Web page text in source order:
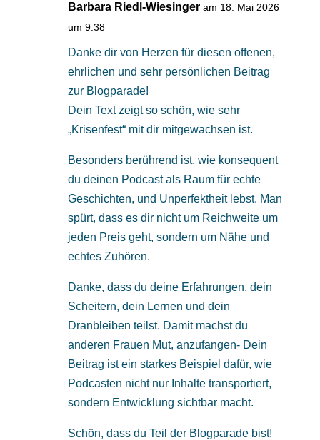
Barbara Riedl-Wiesinger am 18. Mai 2026
um 9:38
Danke dir von Herzen für diesen offenen,
ehrlichen und sehr persönlichen Beitrag
zur Blogparade!
Dein Text zeigt so schön, wie sehr
„Krisenfest“ mit dir mitgewachsen ist.
Besonders berührend ist, wie konsequent
du deinen Podcast als Raum für echte
Geschichten, und Unperfektheit lebst. Man
spürt, dass es dir nicht um Reichweite um
jeden Preis geht, sondern um Nähe und
echtes Zuhören.
Danke, dass du deine Erfahrungen, dein
Scheitern, dein Lernen und dein
Dranbleiben teilst. Damit machst du
anderen Frauen Mut, anzufangen- Dein
Beitrag ist ein starkes Beispiel dafür, wie
Podcasten nicht nur Inhalte transportiert,
sondern Entwicklung sichtbar macht.
Schön, dass du Teil der Blogparade bist!